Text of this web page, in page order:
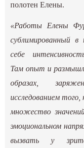
полотен Елены.
«Работы Елены
сублимированный
себе
Там опыт и
образах,
исследованием
множество
эмоциональном
вызвать у